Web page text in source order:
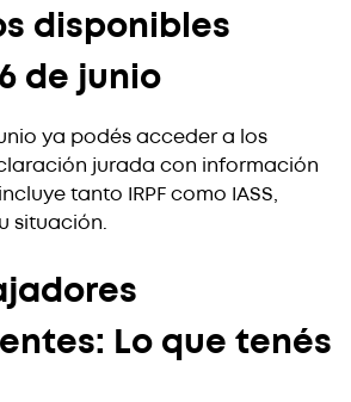
disponibles
de junio
ya podés acceder a los
jurada con información
tanto IRPF como IASS,
situación.
Lo que tenés